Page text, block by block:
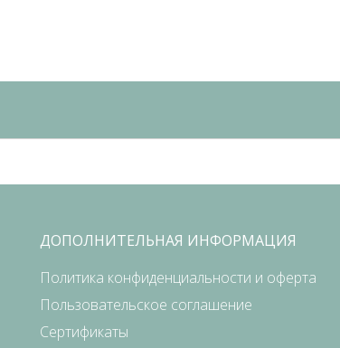
ДОПОЛНИТЕЛЬНАЯ ИНФОРМАЦИЯ
Политика конфиденциальности и оферта
Пользовательское соглашение
Сертификаты